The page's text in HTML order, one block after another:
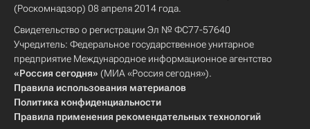
(Роскомнадзор) 08 апреля 2014 года.
Свидетельство о регистрации Эл № ФС77-57640
Учредитель: Федеральное государственное унитарное
предприятие Международное информационное агентство
«Россия сегодня» (МИА «Россия сегодня»).
Правила использования материалов
Политика конфиденциальности
Правила применения рекомендательных технологий